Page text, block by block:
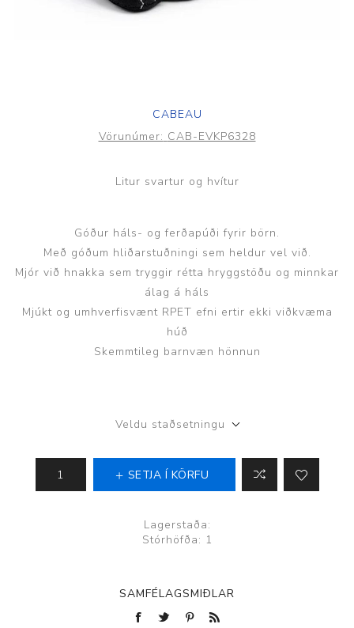
CABEAU
Vörunúmer: CAB-EVKP6328
Litur svartur og hvítur
Góður háls- og ferðapúði fyrir börn.
Með góðum hliðarstuðningi sem heldur vel við.
Mjór við hnakka sem tryggir rétta hryggstöðu og minnkar
álag á háls
Mjúkt og umhverfisvænt RPET efni ertir ekki viðkvæma
húð
Skemmtileg barnvæn hönnun
Veldu staðsetningu
SETJA Í KÖRFU
Lagerstaða:
Stórhöfða: 1
SAMFÉLAGSMIÐLAR